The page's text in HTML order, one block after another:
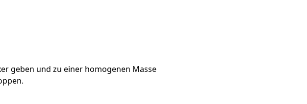
geben und zu einer homogenen Masse